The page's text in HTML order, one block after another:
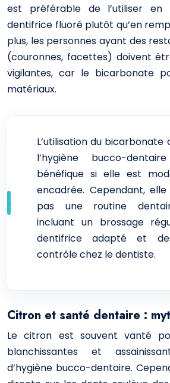
est préférable de l’utiliser en
dentifrice fluoré plutôt qu’en
plus, les personnes ayant des
(couronnes, facettes) doivent
vigilantes, car le bicarbonate
matériaux.
L’utilisation du bicarbonate
l’hygiène bucco-
bénéfique si elle est
encadrée. Cependant,
pas une routine
incluant un brossage
dentifrice adapté et
contrôle chez le dentiste.
Citron et santé dentaire :
Le citron est souvent vanté
blanchissantes et
d’hygiène bucco-dentaire.